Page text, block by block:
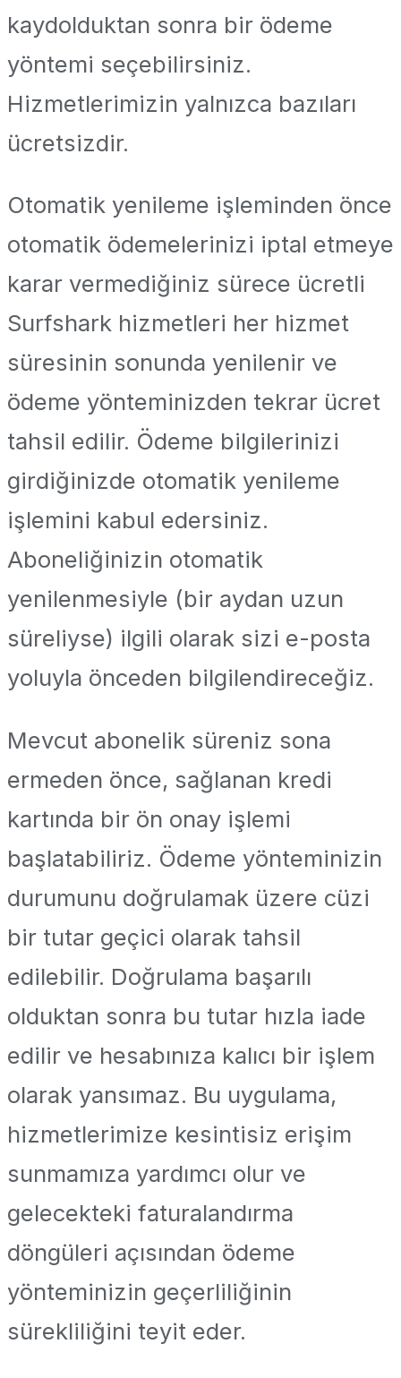
kaydolduktan sonra bir ödeme
yöntemi seçebilirsiniz.
Hizmetlerimizin yalnızca bazıları
ücretsizdir.
Otomatik yenileme işleminden önce
otomatik ödemelerinizi iptal etmeye
karar vermediğiniz sürece ücretli
Surfshark hizmetleri her hizmet
süresinin sonunda yenilenir ve
ödeme yönteminizden tekrar ücret
tahsil edilir. Ödeme bilgilerinizi
girdiğinizde otomatik yenileme
işlemini kabul edersiniz.
Aboneliğinizin otomatik
yenilenmesiyle (bir aydan uzun
süreliyse) ilgili olarak sizi e-posta
yoluyla önceden bilgilendireceğiz.
Mevcut abonelik süreniz sona
ermeden önce, sağlanan kredi
kartında bir ön onay işlemi
başlatabiliriz. Ödeme yönteminizin
durumunu doğrulamak üzere cüzi
bir tutar geçici olarak tahsil
edilebilir. Doğrulama başarılı
olduktan sonra bu tutar hızla iade
edilir ve hesabınıza kalıcı bir işlem
olarak yansımaz. Bu uygulama,
hizmetlerimize kesintisiz erişim
sunmamıza yardımcı olur ve
gelecekteki faturalandırma
döngüleri açısından ödeme
yönteminizin geçerliliğinin
sürekliliğini teyit eder.